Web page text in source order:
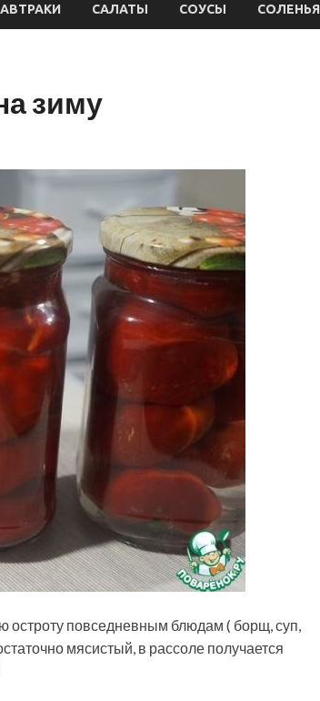
САЛАТЫ СОУСЫ СОЛЕНЬЯ
зиму
повседневным блюдам ( борщ, суп,
мясистый, в рассоле получается